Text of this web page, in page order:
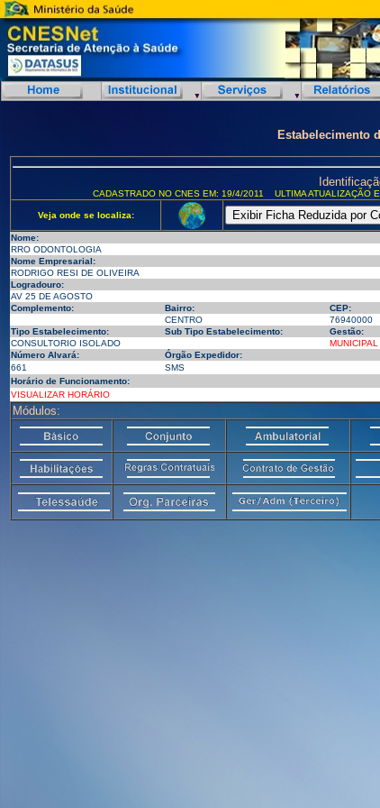
Estabelecimento
CADASTRADO NO CNES EM: 19/4/2011 ULTIMA ATUALIZAÇÃO
Veja onde se localiza:
Nome:
RRO ODONTOLOGIA
Nome Empresarial:
RODRIGO RESI DE OLIVEIRA
Logradouro:
AV 25 DE AGOSTO
Complemento:
Bairro: CEP:
CENTRO
76940000
Tipo Estabelecimento:
Sub Tipo Estabelecimento: Gestão:
CONSULTORIO ISOLADO
MUNICIPAL
Número Alvará:
Órgão Expedidor:
661
SMS
Horário de Funcionamento:
VISUALIZAR HORÁRIO
Módulos: